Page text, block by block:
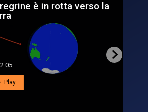
è in rotta verso la